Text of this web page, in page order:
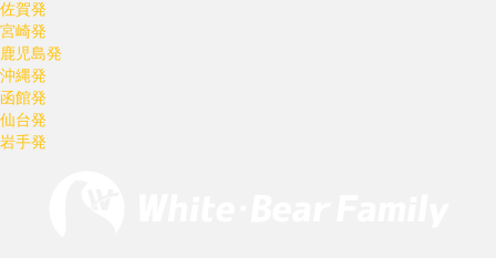
佐賀発
宮崎発
鹿児島発
沖縄発
函館発
仙台発
岩手発